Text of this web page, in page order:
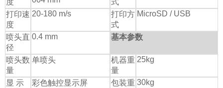
度
式
打印速
度
20-180 m/s
打印方
式
MicroSD / USB
喷头直
径
0.4 mm 基本参数
喷头数
量
单喷头
机器重
量
25kg
显 示
彩色触控显示屏
包装重 30kg